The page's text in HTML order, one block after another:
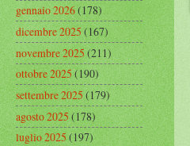
gennaio 2026(178)
dicembre 2025(167)
novembre 2025(211)
ottobre 2025(190)
settembre 2025(179)
agosto 2025(178)
luglio 2025(197)